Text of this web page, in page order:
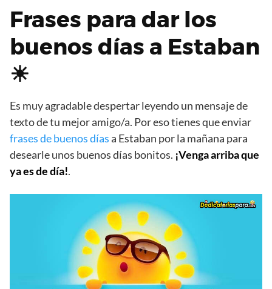
Frases para dar los
buenos días a Estaban
☀
Es muy agradable despertar leyendo un mensaje de
texto de tu mejor amigo/a. Por eso tienes que enviar
frases de buenos díasa Estaban por la mañana para
desearle unos buenos días bonitos. ¡Venga arriba que
ya es de día!.